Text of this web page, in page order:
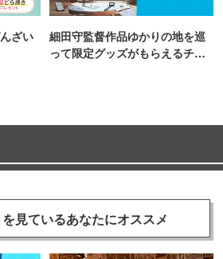
ざい
細田守監督作品ゆかりの地を巡
って限定グッズがもらえるチャ
見ているあなたにオススメ